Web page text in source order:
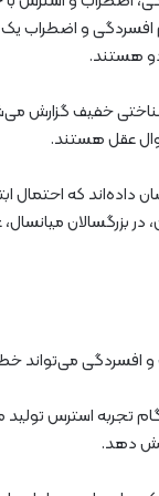
افسردگی و اضطراب
هستند.
خفیف گزارش
عقل هستند.
که احتمال
در بزرگسالان
می‌تواند خطر
استرس تولید
دهد.